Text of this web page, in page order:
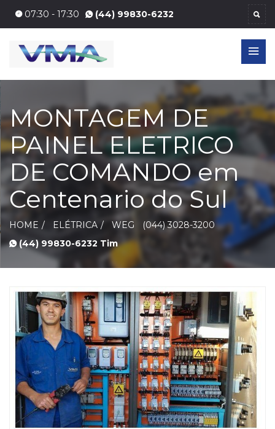
07:30 - 17:30 (44) 99830-6232
MONTAGEM DE
PAINEL ELETRICO
DE COMANDO em
Centenario do Sul
HOME ELÉTRICA WEG
(044) 3028-3200
(44) 99830-6232 Tim